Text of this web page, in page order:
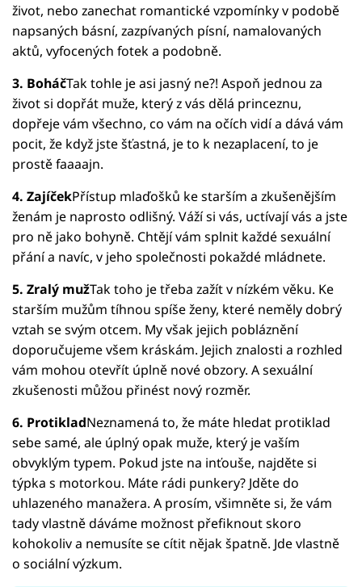
život, nebo zanechat romantické vzpomínky v podobě
napsaných básní, zazpívaných písní, namalovaných
aktů, vyfocených fotek a podobně.
3. BoháčTak tohle je asi jasný ne?! Aspoň jednou za
život si dopřát muže, který z vás dělá princeznu,
dopřeje vám všechno, co vám na očích vidí a dává vám
pocit, že když jste šťastná, je to k nezaplacení, to je
prostě faaaajn.
4. ZajíčekPřístup mlaďošků ke starším a zkušenějším
ženám je naprosto odlišný. Váží si vás, uctívají vás a jste
pro ně jako bohyně. Chtějí vám splnit každé sexuální
přání a navíc, v jeho společnosti pokaždé mládnete.
5. Zralý mužTak toho je třeba zažít v nízkém věku. Ke
starším mužům tíhnou spíše ženy, které neměly dobrý
vztah se svým otcem. My však jejich pobláznění
doporučujeme všem kráskám. Jejich znalosti a rozhled
vám mohou otevřít úplně nové obzory. A sexuální
zkušenosti můžou přinést nový rozměr.
6. ProtikladNeznamená to, že máte hledat protiklad
sebe samé, ale úplný opak muže, který je vaším
obvyklým typem. Pokud jste na inťouše, najděte si
týpka s motorkou. Máte rádi punkery? Jděte do
uhlazeného manažera. A prosím, všimněte si, že vám
tady vlastně dáváme možnost přefiknout skoro
kohokoliv a nemusíte se cítit nějak špatně. Jde vlastně
o sociální výzkum.